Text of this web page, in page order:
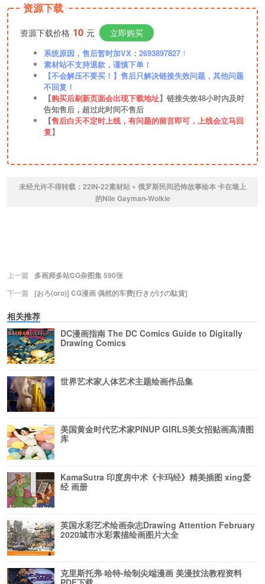
资源下载
资源下载价格 10 元 立即购买
系统原因，售后暂时加VX：2693897827 ！
素材站不支持退款，谨慎下单！
【不会解压不要买！】售后只解决链接失效问题，其他问题
不回复！
【购买后刷新页面会出现下载地址】链接失效48小时内及时
告知售后，超过此时间不售后
【售后白天不定时上线，有问题的留言即可，上线会立马回
复】
未经允许不得转载： 22IN-22素材站 » 俄罗斯民间恐怖故事绘本 卡在墙上
的Nile Gayman-Wolkie
上一篇
多画师多站CG杂图集 590张
下一篇
[おろ(oro)] CG漫画 偶然的车费[行きがけの駄賃]
相关推荐
DC漫画指南 The DC Comics Guide to Digitally
Drawing Comics
世界艺术家人体艺术主题绘画作品集
美国黄金时代艺术家PINUP GIRLS美女招贴画高清图
库
KamaSutra 印度房中术《卡玛经》精美插图 xing爱
经 画册
英国水彩艺术绘画杂志Drawing Attention February
2020城市水彩素描绘画图片大全
克里斯托弗·哈特-绘制尖端漫画 美漫技法教程资料